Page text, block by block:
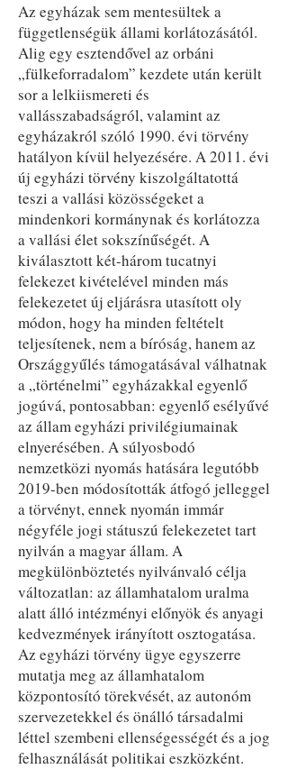
Az egyházak sem mentesültek a
függetlenségük állami korlátozásától.
Alig egy esztendővel az orbáni
„fülkeforradalom” kezdete után került
sor a lelkiismereti és
vallásszabadságról, valamint az
egyházakról szóló 1990. évi törvény
hatályon kívül helyezésére. A 2011. évi
új egyházi törvény kiszolgáltatottá
teszi a vallási közösségeket a
mindenkori kormánynak és korlátozza
a vallási élet sokszínűségét. A
kiválasztott két-három tucatnyi
felekezet kivételével minden más
felekezetet új eljárásra utasított oly
módon, hogy ha minden feltételt
teljesítenek, nem a bíróság, hanem az
Országgyűlés támogatásával válhatnak
a „történelmi” egyházakkal egyenlő
jogúvá, pontosabban: egyenlő esélyűvé
az állam egyházi privilégiumainak
elnyerésében. A súlyosbodó
nemzetközi nyomás hatására legutóbb
2019-ben módosították átfogó jelleggel
a törvényt, ennek nyomán immár
négyféle jogi státuszú felekezetet tart
nyilván a magyar állam. A
megkülönböztetés nyilvánvaló célja
változatlan: az államhatalom uralma
alatt álló intézményi előnyök és anyagi
kedvezmények irányított osztogatása.
Az egyházi törvény ügye egyszerre
mutatja meg az államhatalom
központosító törekvését, az autonóm
szervezetekkel és önálló társadalmi
léttel szembeni ellenségességét és a jog
felhasználását politikai eszközként.